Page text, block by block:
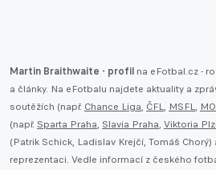
Martin Braithwaite - profil na eFotbal.cz -
a články. Na eFotbalu najdete aktuality a
soutěžích (např. Chance Liga, ČFL, MSFL,
(např. Sparta Praha, Slavia Praha, Viktoria
(Patrik Schick, Ladislav Krejčí, Tomáš
reprezentaci. Vedle informací z českého